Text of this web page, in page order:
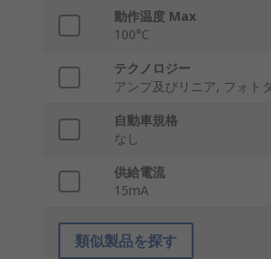
動作温度 Max
100°C
テクノロジー
アンプ及びリニア, フォト
自動車規格
なし
供給電流
15mA
類似製品を探す